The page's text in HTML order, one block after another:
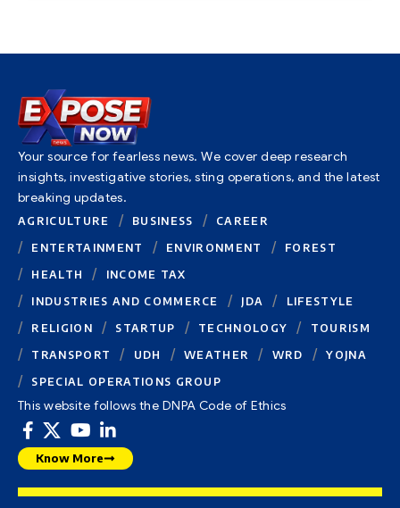
Your source for fearless news. We cover deep research
insights, investigative stories, sting operations, and the latest
breaking updates.
AGRICULTURE BUSINESS
CAREER
ENTERTAINMENT
ENVIRONMENT
FOREST
HEALTH
INCOME TAX
INDUSTRIES AND COMMERCE
JDA
LIFESTYLE
RELIGION
STARTUP TECHNOLOGY
TOURISM
TRANSPORT
UDH WEATHER WRD
YOJNA
SPECIAL OPERATIONS GROUP
This website follows the DNPA Code of Ethics
Know More